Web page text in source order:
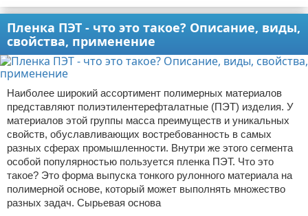
Пленка ПЭТ - что это такое? Описание, виды,
свойства, применение
Наиболее широкий ассортимент полимерных материалов
представляют полиэтилентерефталатные (ПЭТ) изделия. У
материалов этой группы масса преимуществ и уникальных
свойств, обуславливающих востребованность в самых
разных сферах промышленности. Внутри же этого сегмента
особой популярностью пользуется пленка ПЭТ. Что это
такое? Это форма выпуска тонкого рулонного материала на
полимерной основе, который может выполнять множество
разных задач. Сырьевая основа